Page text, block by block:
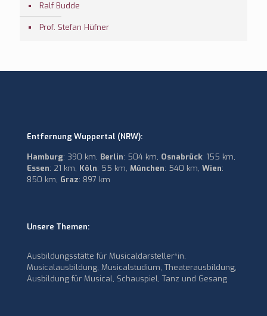
Ralf Budde
Prof. Stefan Hüfner
Entfernung Wuppertal (NRW):
Hamburg: 390 km, Berlin: 504 km, Osnabrück: 155 km,
Essen: 21 km, Köln: 55 km, München: 540 km, Wien:
850 km, Graz: 897 km
Unsere Themen:
Ausbildungsstätte für Musicaldarsteller*in,
Musicalausbildung, Musicalstudium, Theaterausbildung,
Ausbildung für Musical, Schauspiel, Tanz und Gesang